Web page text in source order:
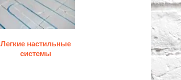
Легкие настильные
системы